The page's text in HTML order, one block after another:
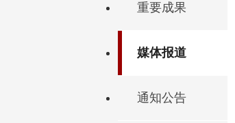
重要成果
媒体报道
通知公告